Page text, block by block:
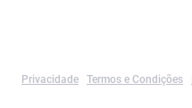
Privacidade Termos e Condições